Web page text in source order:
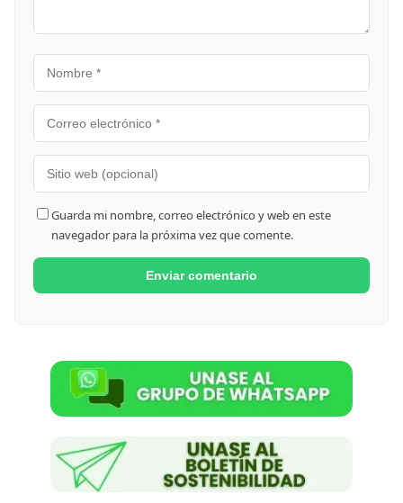
Guarda mi nombre, correo electrónico y web en este
navegador para la próxima vez que comente.